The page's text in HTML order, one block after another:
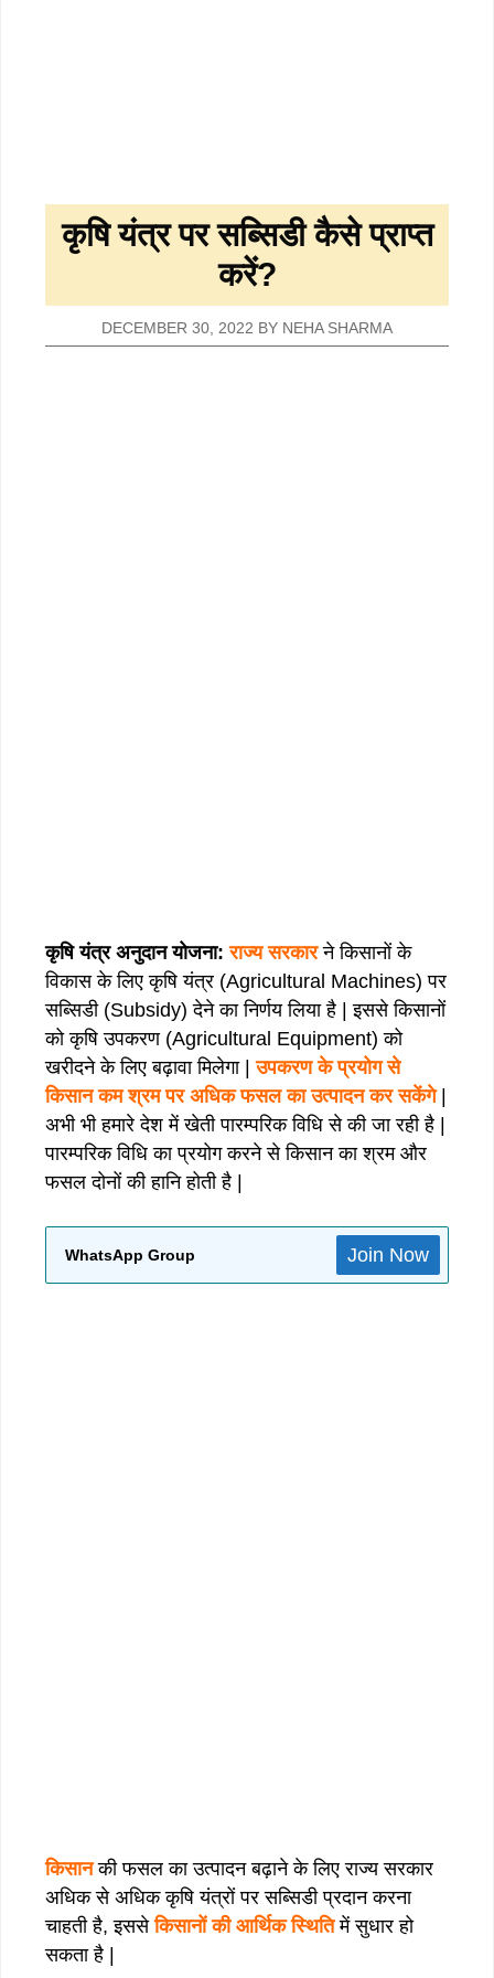
कृषि यंत्र पर सब्सिडी कैसे प्राप्त
करें?
DECEMBER 30, 2022 BY NEHA SHARMA
कृषि यंत्र अनुदान योजना: राज्य सरकारने किसानों के
विकास के लिए कृषि यंत्र (Agricultural Machines) पर
सब्सिडी (Subsidy) देने का निर्णय लिया है | इससे किसानों
को कृषि उपकरण (Agricultural Equipment) को
खरीदने के लिए बढ़ावा मिलेगा |उपकरण के प्रयोग से
किसान कम श्रम पर अधिक फसल का उत्पादन कर सकेंगे|
अभी भी हमारे देश में खेती पारम्परिक विधि से की जा रही है |
पारम्परिक विधि का प्रयोग करने से किसान का श्रम और
फसल दोनों की हानि होती है |
WhatsApp Group Join Now
किसानकी फसल का उत्पादन बढ़ाने के लिए राज्य सरकार
अधिक से अधिक कृषि यंत्रों पर सब्सिडी प्रदान करना
चाहती है, इससेकिसानों की आर्थिक स्थितिमें सुधार हो
सकता है |